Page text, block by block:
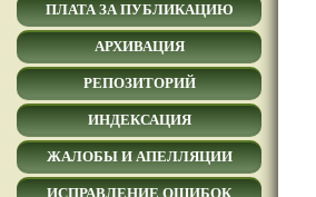
ПЛАТА ЗА ПУБЛИКАЦИЮ
АРХИВАЦИЯ
РЕПОЗИТОРИЙ
ИНДЕКСАЦИЯ
ЖАЛОБЫ И АПЕЛЛЯЦИИ
ИСПРАВЛЕНИЕ ОШИБОК